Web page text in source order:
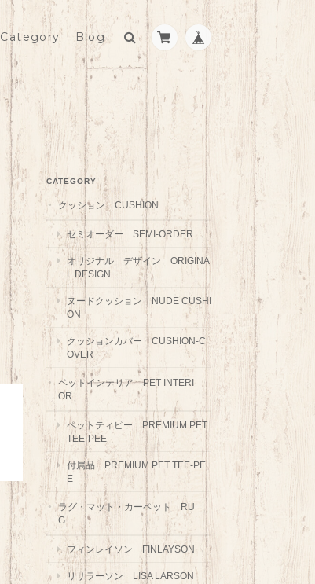
Category Blog
CATEGORY
クッション CUSHION
セミオーダー SEMI-ORDER
オリジナル デザイン ORIGINA
L DESIGN
ヌードクッション NUDE CUSHI
ON
クッションカバー CUSHION-C
OVER
ペットインテリア PET INTERI
OR
ペットティピー PREMIUM PET
TEE-PEE
付属品 PREMIUM PET TEE-PE
E
ラグ・マット・カーペット RU
G
フィンレイソン FINLAYSON
リサラーソン LISA LARSON